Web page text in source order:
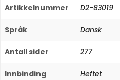
Artikkelnummer D2-83019
Språk Dansk
Antall sider 277
Innbinding Heftet